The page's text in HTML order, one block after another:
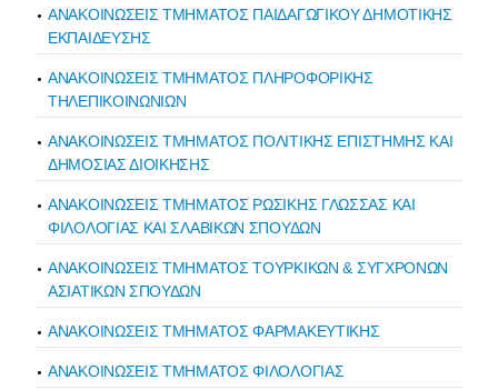
ΑΝΑΚΟΙΝΩΣΕΙΣ ΤΜΗΜΑΤΟΣ ΠΑΙΔΑΓΩΓΙΚΟΥ ΔΗΜΟΤΙΚΗΣ
ΕΚΠΑΙΔΕΥΣΗΣ
ΑΝΑΚΟΙΝΩΣΕΙΣ ΤΜΗΜΑΤΟΣ ΠΛΗΡΟΦΟΡΙΚΗΣ
ΤΗΛΕΠΙΚΟΙΝΩΝΙΩΝ
ΑΝΑΚΟΙΝΩΣΕΙΣ ΤΜΗΜΑΤΟΣ ΠΟΛΙΤΙΚΗΣ ΕΠΙΣΤΗΜΗΣ ΚΑΙ
ΔΗΜΟΣΙΑΣ ΔΙΟΙΚΗΣΗΣ
ΑΝΑΚΟΙΝΩΣΕΙΣ ΤΜΗΜΑΤΟΣ ΡΩΣΙΚΗΣ ΓΛΩΣΣΑΣ ΚΑΙ
ΦΙΛΟΛΟΓΙΑΣ ΚΑΙ ΣΛΑΒΙΚΩΝ ΣΠΟΥΔΩΝ
ΑΝΑΚΟΙΝΩΣΕΙΣ ΤΜΗΜΑΤΟΣ ΤΟΥΡΚΙΚΩΝ & ΣΥΓΧΡΟΝΩΝ
ΑΣΙΑΤΙΚΩΝ ΣΠΟΥΔΩΝ
ΑΝΑΚΟΙΝΩΣΕΙΣ ΤΜΗΜΑΤΟΣ ΦΑΡΜΑΚΕΥΤΙΚΗΣ
ΑΝΑΚΟΙΝΩΣΕΙΣ ΤΜΗΜΑΤΟΣ ΦΙΛΟΛΟΓΙΑΣ